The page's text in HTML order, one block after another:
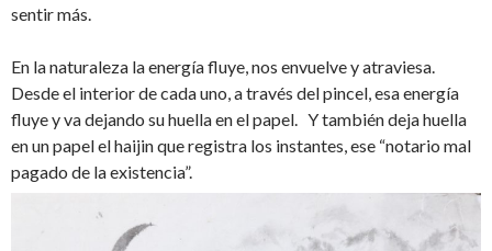
sentir más.
En la naturaleza la energía fluye, nos envuelve y atraviesa.
Desde el interior de cada uno, a través del pincel, esa energía
fluye y va dejando su huella en el papel. Y también deja huella
en un papel el haijin que registra los instantes, ese “notario mal
pagado de la existencia”.